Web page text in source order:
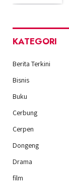
KATEGORI
Berita Terkini
Bisnis
Buku
Cerbung
Cerpen
Dongeng
Drama
film